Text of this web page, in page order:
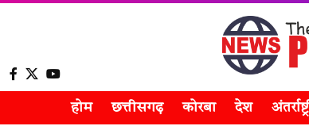
होम छत्तीसगढ़ कोरबा देश